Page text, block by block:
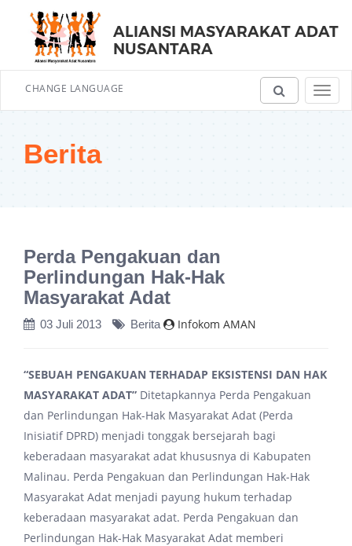
ALIANSI MASYARAKAT ADAT
NUSANTARA
CHANGE LANGUAGE
Berita
Perda Pengakuan dan
Perlindungan Hak-Hak
Masyarakat Adat
03 Juli 2013 Berita Infokom AMAN
“SEBUAH PENGAKUAN TERHADAP EKSISTENSI DAN HAK
MASYARAKAT ADAT” Ditetapkannya Perda Pengakuan
dan Perlindungan Hak-Hak Masyarakat Adat (Perda
Inisiatif DPRD) menjadi tonggak bersejarah bagi
keberadaan masyarakat adat khususnya di Kabupaten
Malinau. Perda Pengakuan dan Perlindungan Hak-Hak
Masyarakat Adat menjadi payung hukum terhadap
keberadaan masyarakat adat. Perda Pengakuan dan
Perlindungan Hak-Hak Masyarakat Adat memberi